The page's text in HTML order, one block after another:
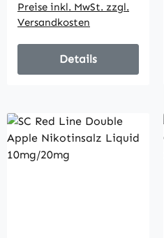
Preise inkl. MwSt. zzgl.
Versandkosten
Details